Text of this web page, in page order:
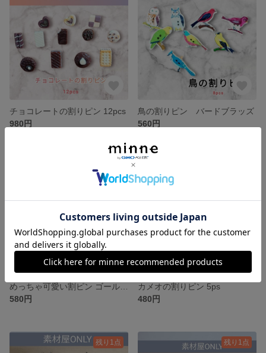
チョコレートの割りピン 12pcs
980円
鳥の割りピン バードブラッズ
560円
580円
カメオの割りピン 5ps
480円
残り1点 残り1点